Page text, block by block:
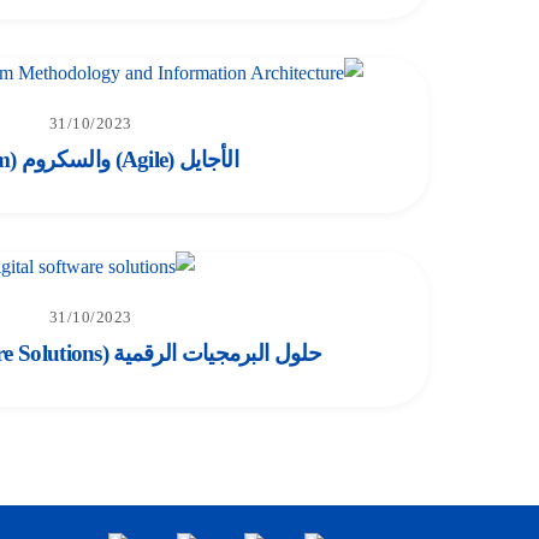
31/10/2023
الأجايل (Agile) والسكروم (Scrum)
31/10/2023
حلول البرمجيات الرقمية (Digital Software Solutions)